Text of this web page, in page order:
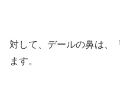
対して、デールの鼻は、「
ます。